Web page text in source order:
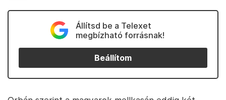
Állítsd be a Telexet
megbízható forrásnak!
Beállítom